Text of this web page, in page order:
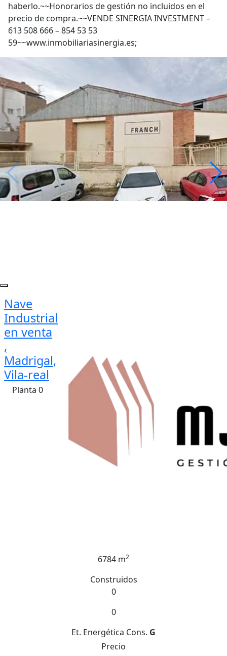
haberlo.~~Honorarios de gestión no incluidos en el
precio de compra.~~VENDE SINERGIA INVESTMENT –
613 508 666 – 854 53 53
59~~www.inmobiliariasinergia.es;
Nave
Industrial
en venta
,
Madrigal,
Vila-real
Planta 0
6784 m2
Construidos
0
0
Et. Energética Cons. G
Precio